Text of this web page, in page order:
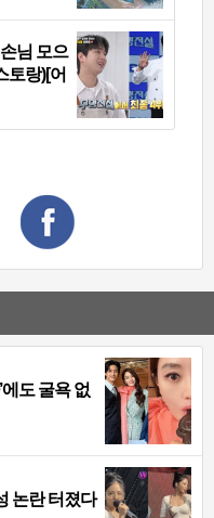
님 모으
토랑)[어
에도 굴욕 없
논란 터졌다